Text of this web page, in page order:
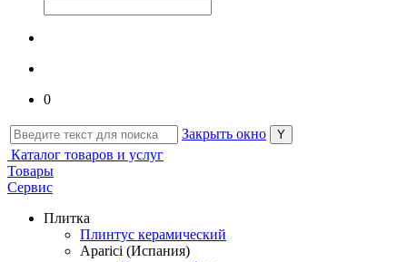
0
Закрыть окно
Каталог товаров и услуг
Товары
Сервис
Плитка
Плинтус керамический
Aparici (Испания)